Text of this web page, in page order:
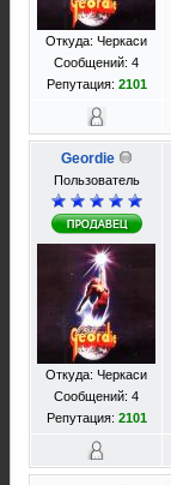
Откуда: Черкаси
Сообщений: 4
Репутация: 2101
Geordie
Пользователь
Откуда: Черкаси
Сообщений: 4
Репутация: 2101